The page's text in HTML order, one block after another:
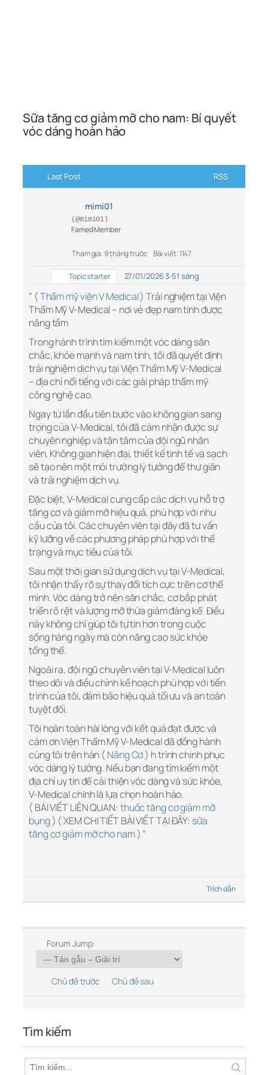
Sữa tăng cơ giảm mỡ cho nam: Bí quyết
vóc dáng hoàn hảo
Last Post RSS
mimi01
(@mimi01)
Famed Member
Tham gia: 9 tháng trước Bài viết: 1147
Topic starter 27/01/2026 3:51 sáng
” (Thẩm mỹ viện V Medical) Trải nghiệm tại Viện
Thẩm Mỹ V-Medical – nơi vẻ đẹp nam tính được
nâng tầm
Trong hành trình tìm kiếm một vóc dáng săn
chắc, khỏe mạnh và nam tính, tôi đã quyết định
trải nghiệm dịch vụ tại Viện Thẩm Mỹ V-Medical
– địa chỉ nổi tiếng với các giải pháp thẩm mỹ
công nghệ cao.
Ngay từ lần đầu tiên bước vào không gian sang
trọng của V-Medical, tôi đã cảm nhận được sự
chuyên nghiệp và tận tâm của đội ngũ nhân
viên. Không gian hiện đại, thiết kế tinh tế và sạch
sẽ tạo nên một môi trường lý tưởng để thư giãn
và trải nghiệm dịch vụ.
Đặc biệt, V-Medical cung cấp các dịch vụ hỗ trợ
tăng cơ và giảm mỡ hiệu quả, phù hợp với nhu
cầu của tôi. Các chuyên viên tại đây đã tư vấn
kỹ lưỡng về các phương pháp phù hợp với thể
trạng và mục tiêu của tôi.
Sau một thời gian sử dụng dịch vụ tại V-Medical,
tôi nhận thấy rõ sự thay đổi tích cực trên cơ thể
mình. Vóc dáng trở nên săn chắc, cơ bắp phát
triển rõ rệt và lượng mỡ thừa giảm đáng kể. Điều
này không chỉ giúp tôi tự tin hơn trong cuộc
sống hàng ngày mà còn nâng cao sức khỏe
tổng thể.
Ngoài ra, đội ngũ chuyên viên tại V-Medical luôn
theo dõi và điều chỉnh kế hoạch phù hợp với tiến
trình của tôi, đảm bảo hiệu quả tối ưu và an toàn
tuyệt đối.
Tôi hoàn toàn hài lòng với kết quả đạt được và
cảm ơn Viện Thẩm Mỹ V-Medical đã đồng hành
cùng tôi trên hàn ( Nâng Cơ) h trình chinh phục
vóc dáng lý tưởng. Nếu bạn đang tìm kiếm một
địa chỉ uy tín để cải thiện vóc dáng và sức khỏe,
V-Medical chính là lựa chọn hoàn hảo.
( BÀI VIẾT LIÊN QUAN: thuốc tăng cơ giảm mỡ
bụng) ( XEM CHI TIẾT BÀI VIẾT TẠI ĐÂY: sữa
tăng cơ giảm mỡ cho nam) “
Trích dẫn
Forum Jump:
Chủ đề trước Chủ đề sau
Tìm kiếm